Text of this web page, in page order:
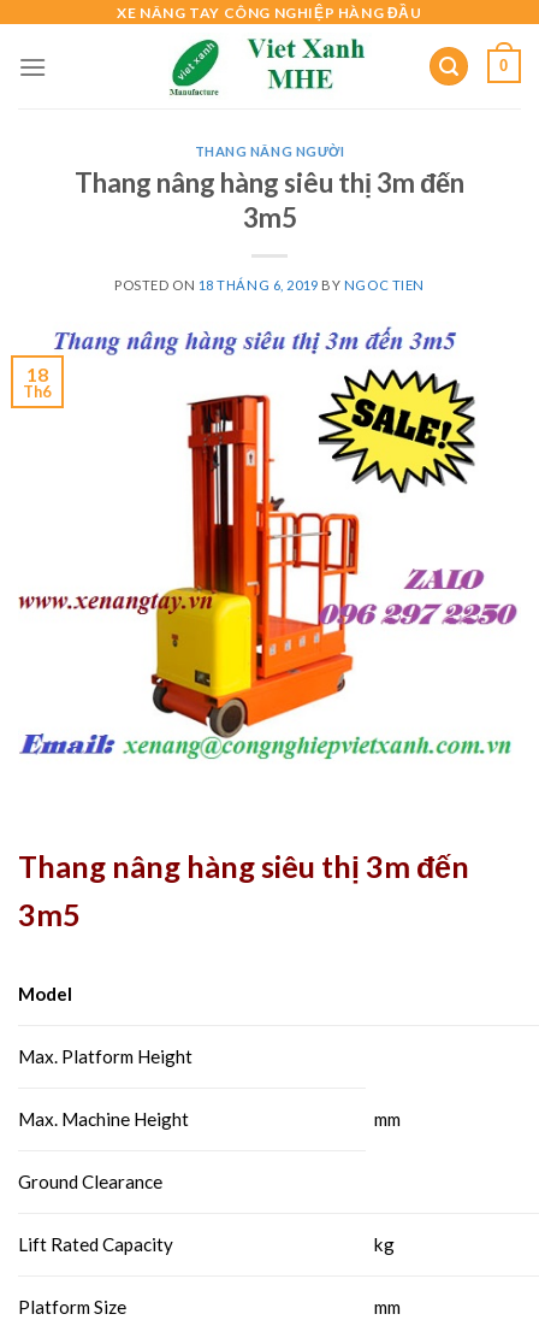
content
XE NÂNG TAY CÔNG NGHIỆP HÀNG ĐẦU
0
THANG NÂNG NGƯỜI
Thang nâng hàng siêu thị 3m đến
3m5
POSTED ON 18 THÁNG 6, 2019 BY NGOC TIEN
18
Th6
Thang nâng hàng siêu thị 3m đến
3m5
Model
Max. Platform Height
mm
Max. Machine Height
Ground Clearance
Lift Rated Capacity kg
Platform Size mm